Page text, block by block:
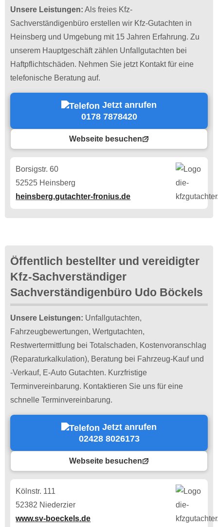
Unsere Leistungen: Als freies Kfz-
Sachverständigenbüro erstellen wir Kfz-Gutachten in
Heinsberg und Umgebung mit 15 Jahren Erfahrung. Zu
unserem Hauptgeschäft zählen Unfallgutachten bei
Haftpflichtschäden. Nehmen Sie jetzt Kontakt für eine
telefonische Beratung auf.
Jetzt anrufen
0178 7878420
Webseite besuchen
Borsigstr. 60
52525 Heinsberg
heinsberg.gutachter-fronius.de
Öffentlich bestellter und vereidigter
Kfz-Sachverständiger
Sachverständigenbüro Udo Böckels
Unsere Leistungen: Unfallgutachten,
Fahrzeugbewertungen, Wertgutachten,
Restwertermittlung bei Totalschaden, Kostenvoranschlag
(Reparaturkalkulation), Beratung bei Fahrzeug-Kauf und
-Verkauf, E-Auto Gutachten. Kurzfristige
Terminvereinbarung. Kontaktieren Sie uns für eine
schnelle Terminvereinbarung.
Jetzt anrufen
02428 8026173
Webseite besuchen
Kölnstr. 111
52382 Niederzier
www.sv-boeckels.de